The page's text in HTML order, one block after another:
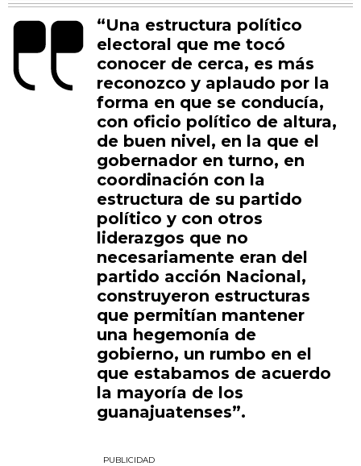
“Una estructura político
electoral que me tocó
conocer de cerca, es más
reconozco y aplaudo por la
forma en que se conducía,
con oficio político de altura,
de buen nivel, en la que el
gobernador en turno, en
coordinación con la
estructura de su partido
político y con otros
liderazgos que no
necesariamente eran del
partido acción Nacional,
construyeron estructuras
que permitían mantener
una hegemonía de
gobierno, un rumbo en el
que estabamos de acuerdo
la mayoría de los
guanajuatenses”.
PUBLICIDAD